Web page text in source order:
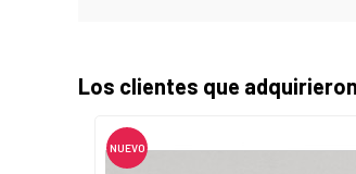
Los clientes que
NUEVO